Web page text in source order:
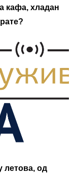
кафа, хладан
летова, од